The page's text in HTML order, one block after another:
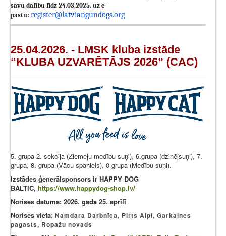
savu dalību līdz 24.03.2025. uz e-
pastu: register@latviangundogs.org
25.04.2026. - LMSK kluba izstāde
“KLUBA UZVARĒTĀJS 2026” (CAC)
5. grupa 2. sekcija (Ziemeļu medību suņi), 6.grupa (dzinējsuņi), 7.
grupa, 8. grupa (Vācu spaniels), 0 grupa (Medību suņi).
Izstādes ģenerālsponsors ir HAPPY DOG
BALTIC, https://www.happydog-shop.lv/
Norises datums: 2026. gada 25. aprīlī
Norises vieta: Namdara Darbnīca, Pirts Alpi, Garkalnes
pagasts, Ropažu novads